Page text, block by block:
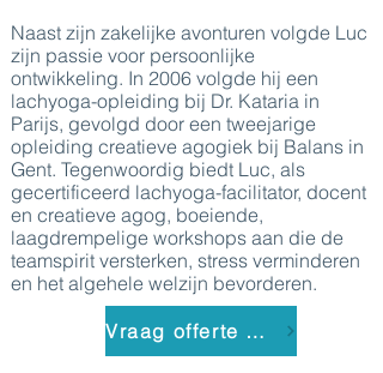
Naast zijn zakelijke avonturen volgde Luc
zijn passie voor persoonlijke
ontwikkeling. In 2006 volgde hij een
lachyoga-opleiding bij Dr. Kataria in
Parijs, gevolgd door een tweejarige
opleiding creatieve agogiek bij Balans in
Gent. Tegenwoordig biedt Luc, als
gecertificeerd lachyoga-facilitator, docent
en creatieve agog, boeiende,
laagdrempelige workshops aan die de
teamspirit versterken, stress verminderen
en het algehele welzijn bevorderen.
Vraag offerte aan